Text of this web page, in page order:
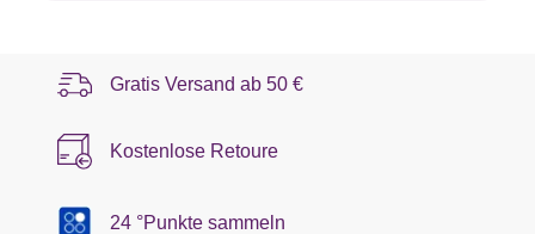
Gratis Versand ab 50 €
Kostenlose Retoure
24 °Punkte sammeln